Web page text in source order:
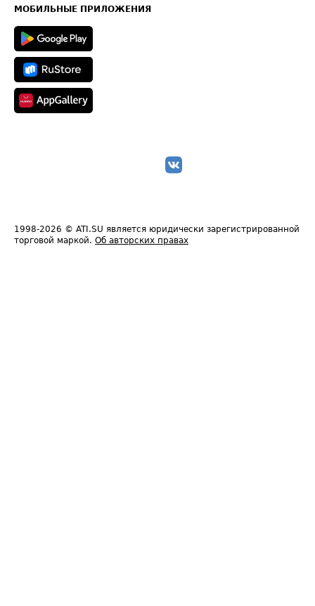
Техническая информация
МОБИЛЬНЫЕ ПРИЛОЖЕНИЯ
1998-2026 © ATI.SU является юридически зарегистрированной
торговой маркой. Об авторских правах